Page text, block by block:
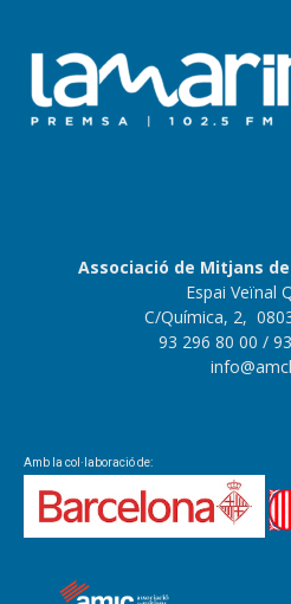
Associació de Mitjans
Espai Veïnal
C/Química, 2,
93 296 80 00 /
Amb la col·laboració de: